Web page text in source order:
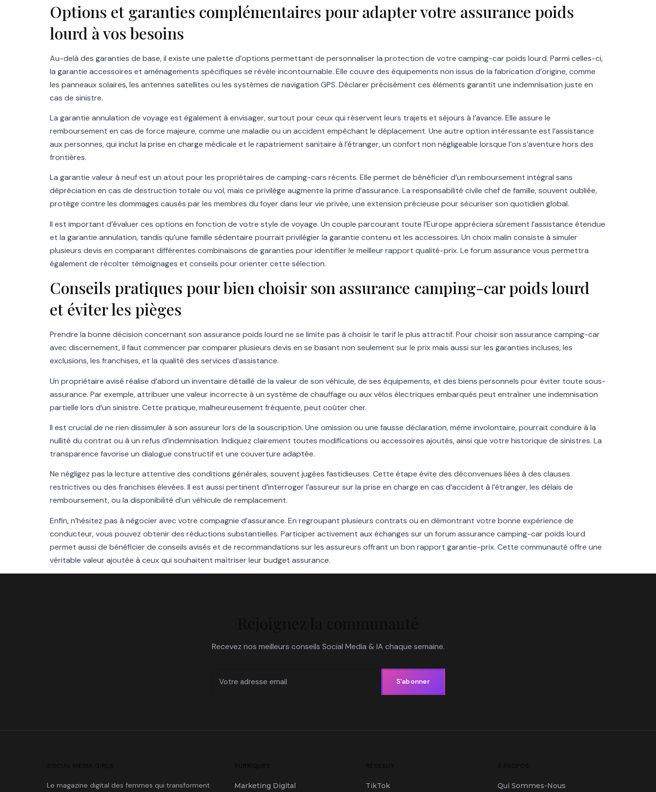
Options et garanties complémentaires pour adapter votre assurance poids
lourd à vos besoins
Au-delà des garanties de base, il existe une palette d’options permettant de personnaliser la protection de votre camping-car poids lourd. Parmi celles-ci,
la garantie accessoires et aménagements spécifiques se révèle incontournable. Elle couvre des équipements non issus de la fabrication d’origine, comme
les panneaux solaires, les antennes satellites ou les systèmes de navigation GPS. Déclarer précisément ces éléments garantit une indemnisation juste en
cas de sinistre.
La garantie annulation de voyage est également à envisager, surtout pour ceux qui réservent leurs trajets et séjours à l’avance. Elle assure le
remboursement en cas de force majeure, comme une maladie ou un accident empêchant le déplacement. Une autre option intéressante est l’assistance
aux personnes, qui inclut la prise en charge médicale et le rapatriement sanitaire à l’étranger, un confort non négligeable lorsque l’on s’aventure hors des
frontières.
La garantie valeur à neuf est un atout pour les propriétaires de camping-cars récents. Elle permet de bénéficier d’un remboursement intégral sans
dépréciation en cas de destruction totale ou vol, mais ce privilège augmente la prime d’assurance. La responsabilité civile chef de famille, souvent oubliée,
protège contre les dommages causés par les membres du foyer dans leur vie privée, une extension précieuse pour sécuriser son quotidien global.
Il est important d’évaluer ces options en fonction de votre style de voyage. Un couple parcourant toute l’Europe appréciera sûrement l’assistance étendue
et la garantie annulation, tandis qu’une famille sédentaire pourrait privilégier la garantie contenu et les accessoires. Un choix malin consiste à simuler
plusieurs devis en comparant différentes combinaisons de garanties pour identifier le meilleur rapport qualité-prix. Le forum assurance vous permettra
également de récolter témoignages et conseils pour orienter cette sélection.
Conseils pratiques pour bien choisir son assurance camping-car poids lourd
et éviter les pièges
Prendre la bonne décision concernant son assurance poids lourd ne se limite pas à choisir le tarif le plus attractif. Pour choisir son assurance camping-car
avec discernement, il faut commencer par comparer plusieurs devis en se basant non seulement sur le prix mais aussi sur les garanties incluses, les
exclusions, les franchises, et la qualité des services d’assistance.
Un propriétaire avisé réalise d’abord un inventaire détaillé de la valeur de son véhicule, de ses équipements, et des biens personnels pour éviter toute sous-
assurance. Par exemple, attribuer une valeur incorrecte à un système de chauffage ou aux vélos électriques embarqués peut entraîner une indemnisation
partielle lors d’un sinistre. Cette pratique, malheureusement fréquente, peut coûter cher.
Il est crucial de ne rien dissimuler à son assureur lors de la souscription. Une omission ou une fausse déclaration, même involontaire, pourrait conduire à la
nullité du contrat ou à un refus d’indemnisation. Indiquez clairement toutes modifications ou accessoires ajoutés, ainsi que votre historique de sinistres. La
transparence favorise un dialogue constructif et une couverture adaptée.
Ne négligez pas la lecture attentive des conditions générales, souvent jugées fastidieuses. Cette étape évite des déconvenues liées à des clauses
restrictives ou des franchises élevées. Il est aussi pertinent d’interroger l’assureur sur la prise en charge en cas d’accident à l’étranger, les délais de
remboursement, ou la disponibilité d’un véhicule de remplacement.
Enfin, n’hésitez pas à négocier avec votre compagnie d’assurance. En regroupant plusieurs contrats ou en démontrant votre bonne expérience de
conducteur, vous pouvez obtenir des réductions substantielles. Participer activement aux échanges sur un forum assurance camping-car poids lourd
permet aussi de bénéficier de conseils avisés et de recommandations sur les assureurs offrant un bon rapport garantie-prix. Cette communauté offre une
véritable valeur ajoutée à ceux qui souhaitent maîtriser leur budget assurance.
Recevez nos meilleurs conseils Social Media & IA chaque semaine.
S'abonner
Le magazine digital des femmes qui transforment
Marketing Digital TikTok Qui Sommes-Nous